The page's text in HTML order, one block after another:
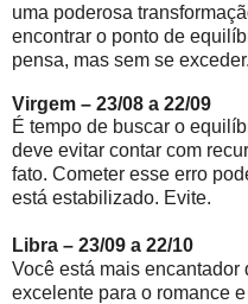
uma poderosa
encontrar o ponto de
pensa, mas sem se exceder.
Virgem – 23/08 a 22/
É tempo de buscar o
deve evitar contar com
fato. Cometer esse erro
está estabilizado. Evite.
Libra – 23/09 a 22/10
Você está mais encantador
excelente para o romance